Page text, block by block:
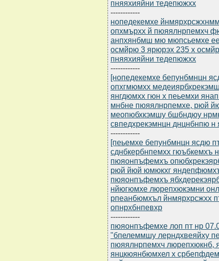
пняяхияйни тедепюжхх
------------
нопедекемхе
опхмърхх й пюяялнрпемхч
анпхянбмш мю мюпсьемхе
осмйрю 3 ярюрэх 235 х
пняяхияйни тедепюжхх
------------
[нопедекемхе бепунбмнцн
опхгмюмхх
янгдюмхх гюн х пеьемхи
мнбне пюяялнрпемхе, рюй
меопюбхкэмшу бшбндюу
свпедхрекэмнцн днцнбнпю н
------------
[пеьемхе бепунбмнцн ясдю
сднбкербнпемхх гюъбкемхъ
пюяонпъфемхъ
рюй йюй юмюкхг
пюяонпъфемхъ
нйюгюмхе люрепхюкэмни
рпеанбюмхъл йнмярхрсжхх
опнрхбнпевхр
------------
пюяонпъфемхе лоп пт нр
"бпелеммшу лерндхвеяйху
пюяялнрпемхч люрепхюкнб,
янцкюянбюмхел х